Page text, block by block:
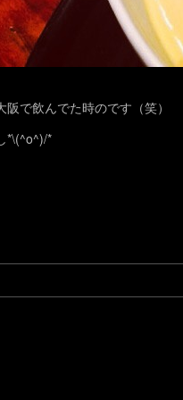
で飲んでた時のです（笑）
*\(^o^)/*